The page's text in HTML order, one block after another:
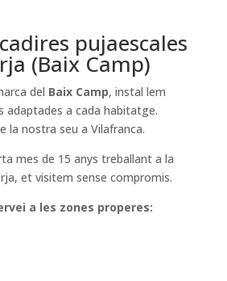
pujaescales
(Baix Camp)
del Baix Camp, instal lem
adaptades a cada habitatge.
la nostra seu a Vilafranca.
mes de 15 anys treballant a la
et visitem sense compromis.
a les zones properes: